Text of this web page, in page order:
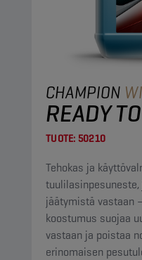
CHAMPION
READY
TUOTE: 50210
Tehokas ja
jäätymistä vastaan
koostumus suojaa
vastaan ja poistaa
erinomaisen